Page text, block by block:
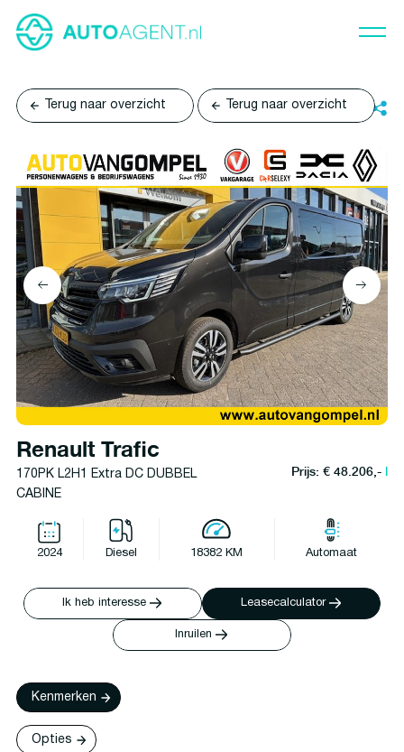
Terug naar overzicht Terug naar overzicht
Renault Trafic
170PK L2H1 Extra DC DUBBEL
CABINE
Prijs: € 48.206,-l
2024 Diesel 18382 KM Automaat
Ik heb interesse Leasecalculator
Inruilen
Kenmerken
Opties